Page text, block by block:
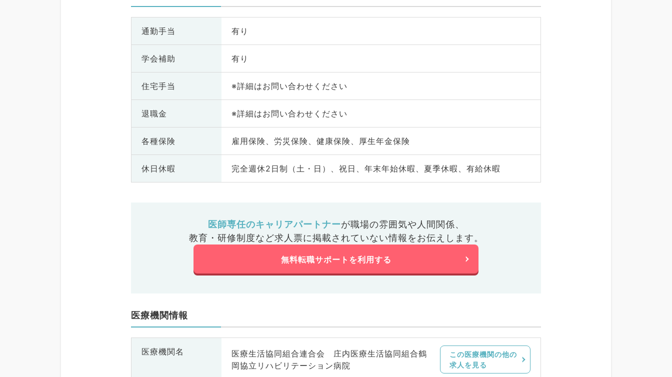
通勤手当 有り
学会補助 有り
住宅手当 ※詳細はお問い合わせください
退職金 ※詳細はお問い合わせください
各種保険 雇用保険、労災保険、健康保険、厚生年金保険
休日休暇 完全週休2日制（土・日）、祝日、年末年始休暇、夏季休暇、有給休暇
医師専任のキャリアパートナーが職場の雰囲気や人間関係、
教育・研修制度など求人票に掲載されていない情報をお伝えします。
無料転職サポートを利用する
医療機関情報
医療機関名
医療生活協同組合連合会 庄内医療生活協同組合鶴
岡協立リハビリテーション病院
この医療機関の他の
求人を見る